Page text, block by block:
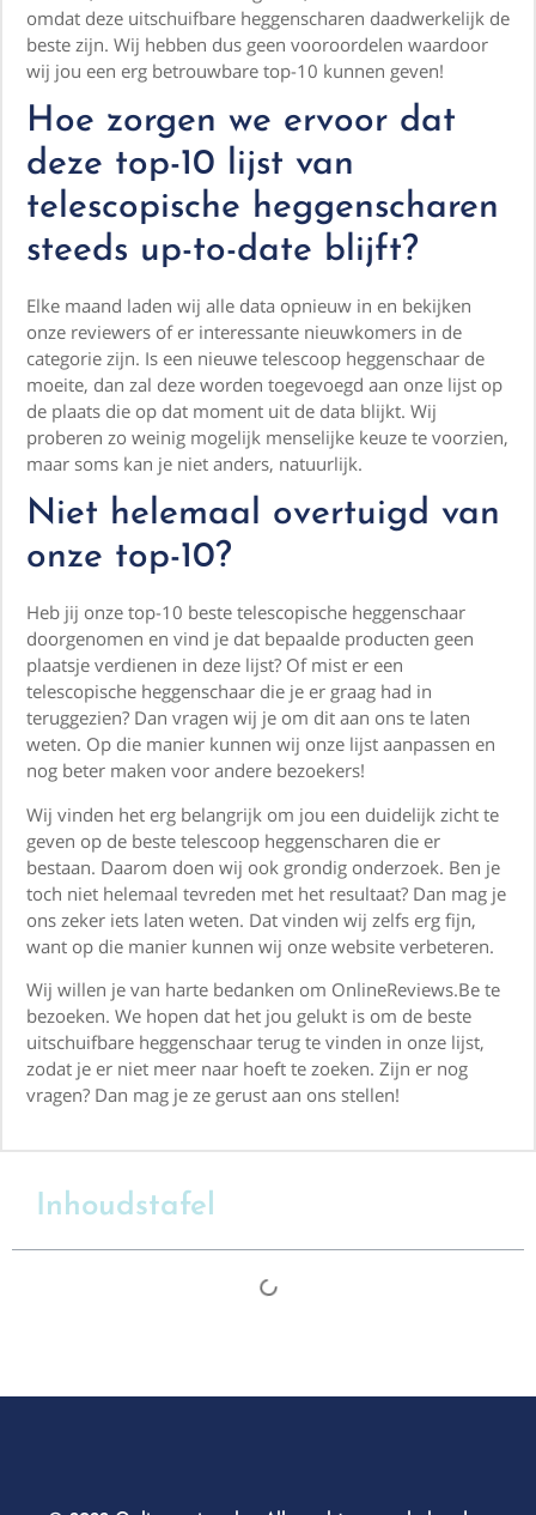
omdat deze uitschuifbare heggenscharen daadwerkelijk de
beste zijn. Wij hebben dus geen vooroordelen waardoor
wij jou een erg betrouwbare top-10 kunnen geven!
Hoe zorgen we ervoor dat
deze top-10 lijst van
telescopische heggenscharen
steeds up-to-date blijft?
Elke maand laden wij alle data opnieuw in en bekijken
onze reviewers of er interessante nieuwkomers in de
categorie zijn. Is een nieuwe telescoop heggenschaar de
moeite, dan zal deze worden toegevoegd aan onze lijst op
de plaats die op dat moment uit de data blijkt. Wij
proberen zo weinig mogelijk menselijke keuze te voorzien,
maar soms kan je niet anders, natuurlijk.
Niet helemaal overtuigd van
onze top-10?
Heb jij onze top-10 beste telescopische heggenschaar
doorgenomen en vind je dat bepaalde producten geen
plaatsje verdienen in deze lijst? Of mist er een
telescopische heggenschaar die je er graag had in
teruggezien? Dan vragen wij je om dit aan ons te laten
weten. Op die manier kunnen wij onze lijst aanpassen en
nog beter maken voor andere bezoekers!
Wij vinden het erg belangrijk om jou een duidelijk zicht te
geven op de beste telescoop heggenscharen die er
bestaan. Daarom doen wij ook grondig onderzoek. Ben je
toch niet helemaal tevreden met het resultaat? Dan mag je
ons zeker iets laten weten. Dat vinden wij zelfs erg fijn,
want op die manier kunnen wij onze website verbeteren.
Wij willen je van harte bedanken om OnlineReviews.Be te
bezoeken. We hopen dat het jou gelukt is om de beste
uitschuifbare heggenschaar terug te vinden in onze lijst,
zodat je er niet meer naar hoeft te zoeken. Zijn er nog
vragen? Dan mag je ze gerust aan ons stellen!
Inhoudstafel